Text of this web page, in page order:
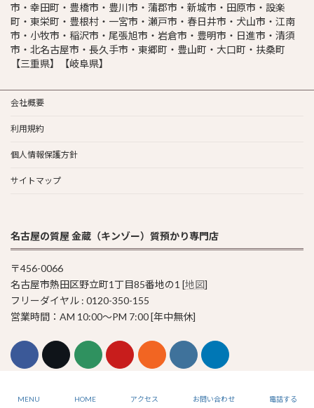
市・幸田町・豊橋市・豊川市・蒲郡市・新城市・田原市・設楽
町・東栄町・豊根村・一宮市・瀬戸市・春日井市・犬山市・江南
市・小牧市・稲沢市・尾張旭市・岩倉市・豊明市・日進市・清須
市・北名古屋市・長久手市・東郷町・豊山町・大口町・扶桑町
【三重県】【岐阜県】
会社概要
利用規約
個人情報保護方針
サイトマップ
名古屋の質屋 金蔵（キンゾー）質預かり専門店
〒456-0066
名古屋市熱田区野立町1丁目85番地の1 [地図]
フリーダイヤル : 0120-350-155
営業時間：AM 10:00〜PM 7:00 [年中無休]
MENU HOME アクセス お問い合わせ 電話する